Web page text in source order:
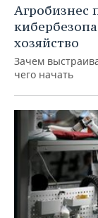
Агробизнес
хозяйство
Зачем
чего начать